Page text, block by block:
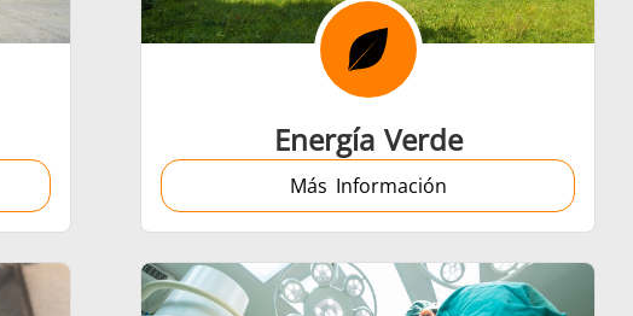
Herramientas metálicas HVAC
Energía Verde
Más Información